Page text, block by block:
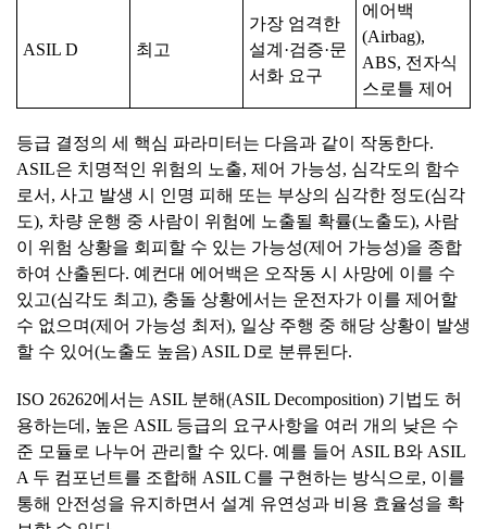
ASIL D 최고
가장 엄격한
설계·검증·문
서화 요구
에어백
(Airbag),
ABS, 전자식
스로틀 제어
등급 결정의 세 핵심 파라미터는 다음과 같이 작동한다.
ASIL은 치명적인 위험의 노출, 제어 가능성, 심각도의 함수
로서, 사고 발생 시 인명 피해 또는 부상의 심각한 정도(심각
도), 차량 운행 중 사람이 위험에 노출될 확률(노출도), 사람
이 위험 상황을 회피할 수 있는 가능성(제어 가능성)을 종합
하여 산출된다. 예컨대 에어백은 오작동 시 사망에 이를 수
있고(심각도 최고), 충돌 상황에서는 운전자가 이를 제어할
수 없으며(제어 가능성 최저), 일상 주행 중 해당 상황이 발생
할 수 있어(노출도 높음) ASIL D로 분류된다.
ISO 26262에서는 ASIL 분해(ASIL Decomposition) 기법도 허
용하는데, 높은 ASIL 등급의 요구사항을 여러 개의 낮은 수
준 모듈로 나누어 관리할 수 있다. 예를 들어 ASIL B와 ASIL
A 두 컴포넌트를 조합해 ASIL C를 구현하는 방식으로, 이를
통해 안전성을 유지하면서 설계 유연성과 비용 효율성을 확